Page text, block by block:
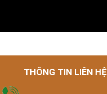
THÔNG TIN LIÊN HỆ